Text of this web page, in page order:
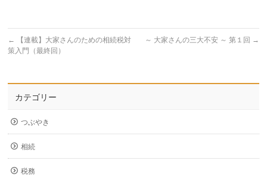
←
【連載】大家さんのための相続税対
策入門（最終回）
～ 大家さんの三大不安 ～ 第１回 →
カテゴリー
つぶやき
相続
税務